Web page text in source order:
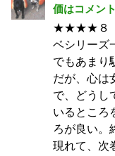
価はコメント
★★★★８ と
ベシリーズ
でもあまり
だが、心は
で、どうし
いるところ
ろが良い。
現れて、次